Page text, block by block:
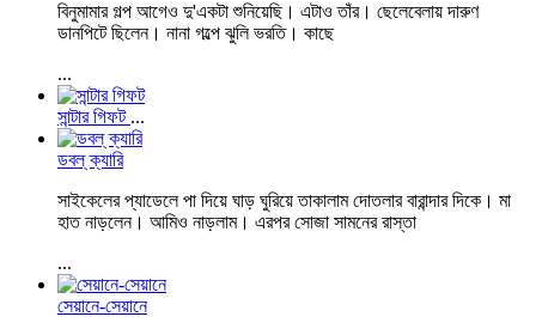
বিনুমামার গল্প আগেও দু'একটা শুনিয়েছি। এটাও তাঁর। ছেলেবেলায় দারুণ
ডানপিটে ছিলেন। নানা গল্পে ঝুলি ভরতি। কাছে
...
সান্টার গিফট ...
ডবল্‌ ক্যারি
সাইকেলের প্যাডেলে পা দিয়ে ঘাড় ঘুরিয়ে তাকালাম দোতলার বারান্দার দিকে। মা
হাত নাড়লেন। আমিও নাড়লাম। এরপর সোজা সামনের রাস্তা
...
সেয়ানে-সেয়ানে